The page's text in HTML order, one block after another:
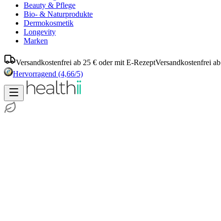
Beauty & Pflege
Bio- & Naturprodukte
Dermokosmetik
Longevity
Marken
Versandkostenfrei ab 25 € oder mit E-RezeptVersandkostenfrei
Hervorragend (4,66/5)